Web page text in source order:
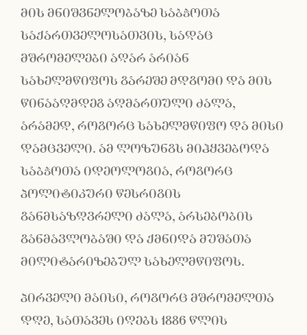
მის მნიშვნელობაზე საბჭოთა
საქართველოსათვის, სადაც
მშრომელები აღარ არიან
სახელმწიფოს გარეშე მდგომი და მის
წინააღმდეგ აღმართული ძალა,
არამედ, როგორც სახელმწიფო და მისი
დამცველი. ამ ლოზუნგს მიჰყვებოდა
საბჭოთა იდეოლოგია, როგორც
პოლიტიკური წესრიგის
განმსაზღვრელი ძალა, არსებობის
განმავლობაში და ქმნიდა მუშათა
მილიტარიზებულ სახელმწიფოს.
პირველი მაისი, როგორც მშრომელთა
დღე, სათავეს იღებს 1886 წლის